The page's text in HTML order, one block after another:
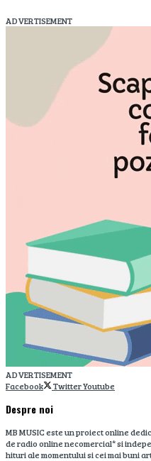
ADVERTISEMENT
ADVERTISEMENT
Facebook
TwitterYoutube
Despre noi
MB MUSIC este un proiect online
de radio online necomercial* si
hituri ale momentului si cei mai buni